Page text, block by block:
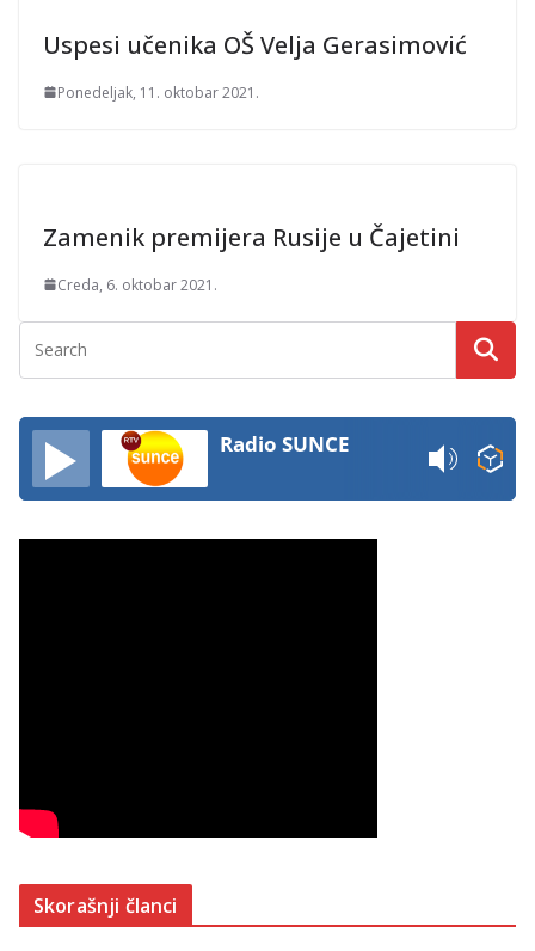
Uspesi učenika OŠ Velja Gerasimović
Ponedeljak, 11. oktobar 2021.
Zamenik premijera Rusije u Čajetini
Creda, 6. oktobar 2021.
Radio SUNCE
Skorašnji članci